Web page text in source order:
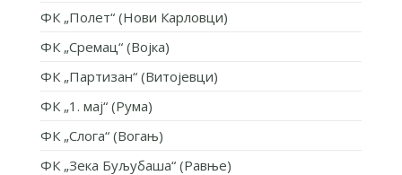
ФК „Полет“ (Нови Карловци)
ФК „Сремац“ (Војка)
ФК „Партизан“ (Витојевци)
ФК „1. мај“ (Рума)
ФК „Слога“ (Вогањ)
ФК „Зека Буљубаша“ (Равње)